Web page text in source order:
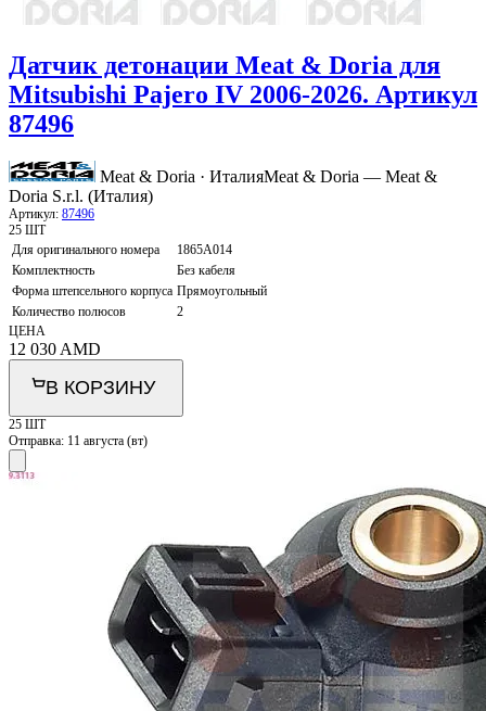
Датчик детонации Meat & Doria для
Mitsubishi Pajero IV 2006-2026. Артикул
87496
Meat & Doria · ИталияMeat & Doria — Meat &
Doria S.r.l. (Италия)
Артикул: 87496
25 ШТ
Для оригинального номера
1865A014
Комплектность
Без кабеля
Форма штепсельного корпуса Прямоугольный
Количество полюсов
2
ЦЕНА
12 030 AMD
В КОРЗИНУ
25 ШТ
Отправка: 11 августа (вт)